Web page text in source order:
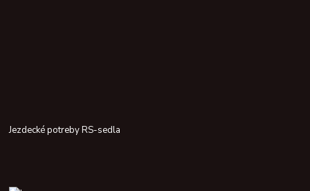
Jezdecké potreby RS-sedla